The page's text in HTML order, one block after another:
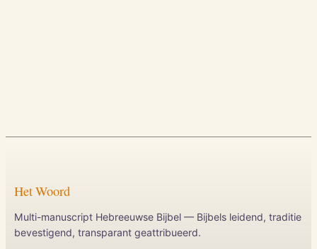
Het Woord
Multi-manuscript Hebreeuwse Bijbel — Bijbels leidend, traditie
bevestigend, transparant geattribueerd.